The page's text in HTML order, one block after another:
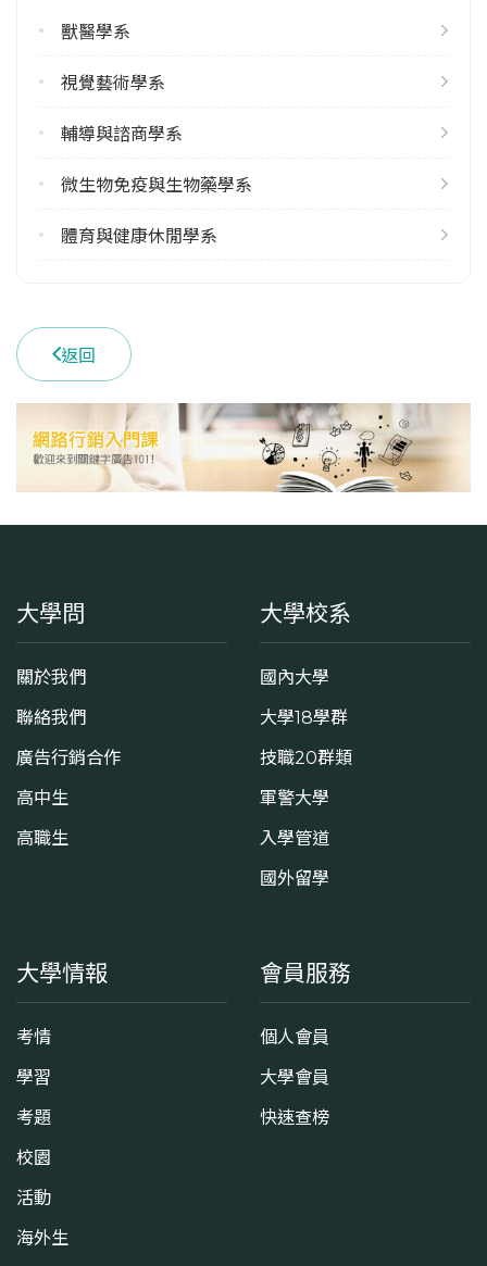
113學年度上學期
113學年度下學期
學系電話
獸醫學系
視覺藝術學系
輔導與諮商學系
微生物免疫與生物藥學系
體育與健康休閒學系
返回
大學問
關於我們
聯絡我們
廣告行銷合作
高中生
高職生
大學校系
國內大學
大學18學群
技職20群類
軍警大學
入學管道
國外留學
大學情報
考情
學習
考題
校園
活動
海外生
會員服務
個人會員
大學會員
快速查榜